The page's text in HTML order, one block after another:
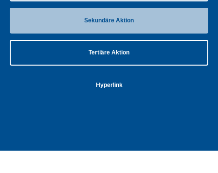
Sekundäre Aktion
Tertiäre Aktion
Hyperlink